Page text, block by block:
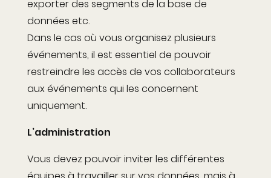
exporter des segments de la base de
données etc.
Dans le cas où vous organisez plusieurs
événements, il est essentiel de pouvoir
restreindre les accès de vos collaborateurs
aux événements qui les concernent
uniquement.
L’administration
Vous devez pouvoir inviter les différentes